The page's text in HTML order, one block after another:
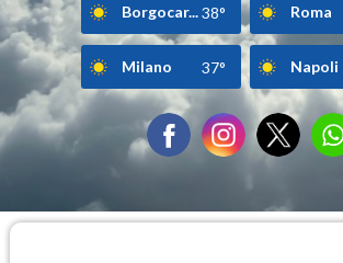
Borgocar...38° Roma
Milano 37° Napoli